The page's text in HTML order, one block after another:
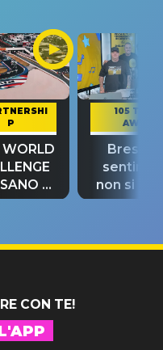
P
WORLD
si
105 TAKE
AWAY
Bresh:
non si
fino alla
CON TE!